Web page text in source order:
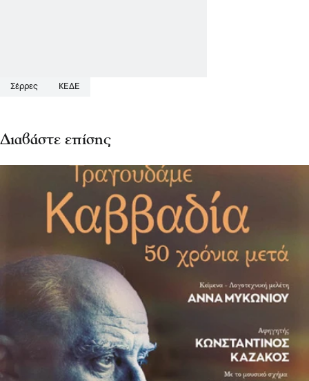
Σέρρες ΚΕΔΕ
Διαβάστε επίσης